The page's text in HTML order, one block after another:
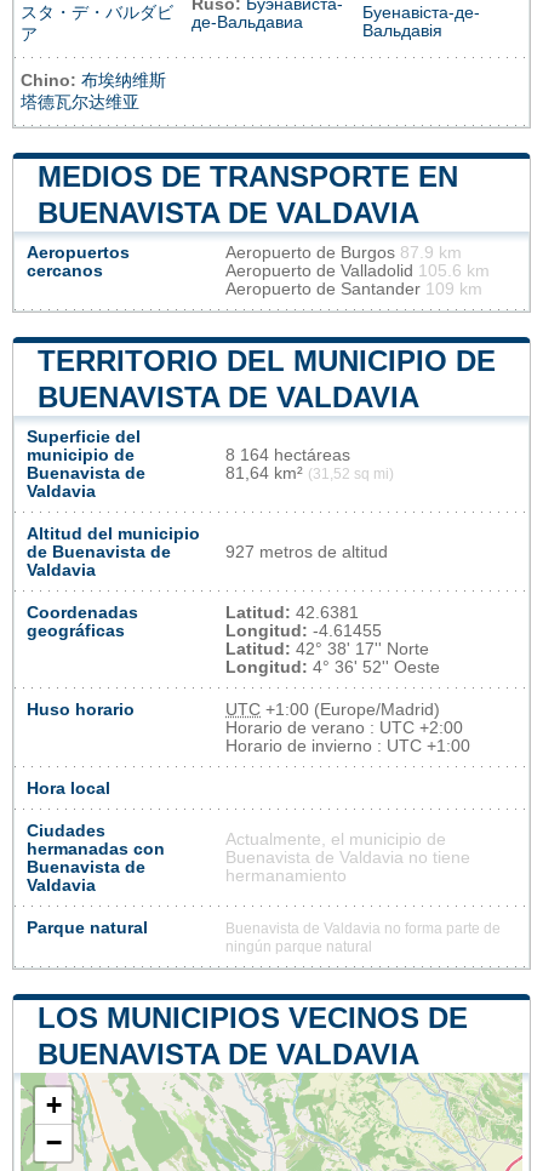
スタ・デ・バルダビ
ア
Ruso: Буэнависта-
де-Вальдавиа
Буенавіста-де-
Вальдавія
Chino: 布埃纳维斯
塔德瓦尔达维亚
MEDIOS DE TRANSPORTE EN
BUENAVISTA DE VALDAVIA
Aeropuertos
cercanos
Aeropuerto de Burgos 87.9 km
Aeropuerto de Valladolid 105.6 km
Aeropuerto de Santander 109 km
TERRITORIO DEL MUNICIPIO DE
BUENAVISTA DE VALDAVIA
Superficie del
municipio de
Buenavista de
Valdavia
8 164 hectáreas
81,64 km² (31,52 sq mi)
Altitud del municipio
de Buenavista de
Valdavia
927 metros de altitud
Coordenadas
geográficas
Latitud: 42.6381
Longitud: -4.61455
Latitud: 42° 38' 17'' Norte
Longitud: 4° 36' 52'' Oeste
Huso horario UTC +1:00 (Europe/Madrid)
Horario de verano : UTC +2:00
Horario de invierno : UTC +1:00
Hora local
Ciudades
hermanadas con
Buenavista de
Valdavia
Actualmente, el municipio de
Buenavista de Valdavia no tiene
hermanamiento
Parque natural
Buenavista de Valdavia no forma parte de
ningún parque natural
LOS MUNICIPIOS VECINOS DE
BUENAVISTA DE VALDAVIA
+
−